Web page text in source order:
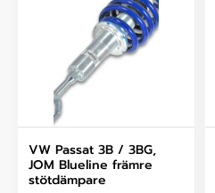
VW Passat 3B / 3BG,
JOM Blueline främre
stötdämpare